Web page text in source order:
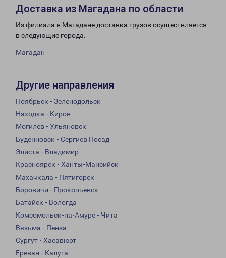
Доставка из Магадана по области
Из филиала в Магадане доставка грузов осуществляется
в следующие города:
Магадан
Другие направления
Ноябрьск - Зеленодольск
Находка - Киров
Могилев - Ульяновск
Буденновск - Сергиев Посад
Элиста - Владимир
Красноярск - Ханты-Мансийск
Махачкала - Пятигорск
Боровичи - Прокопьевск
Батайск - Вологда
Комсомольск-на-Амуре - Чита
Вязьма - Пенза
Сургут - Хасавюрт
Ереван - Калуга